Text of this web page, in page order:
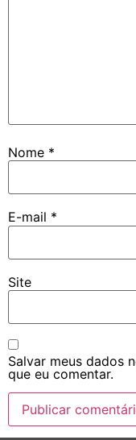
Nome *
E-mail *
Site
Salvar meus dados
que eu comentar.